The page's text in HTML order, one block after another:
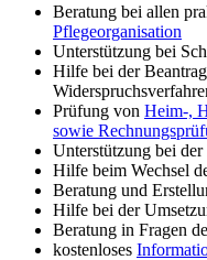
Beratung bei allen
Pflegeorganisation
Unterstützung bei
Hilfe bei der
Prüfung von Heim-,
sowie
Unterstützung bei
Hilfe beim Wechsel
Beratung und
Hilfe bei der
Beratung in Fragen
kostenloses